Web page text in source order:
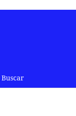
Buscar